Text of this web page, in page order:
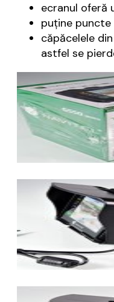
ecranul oferă
puține puncte
căpăcelele
astfel se